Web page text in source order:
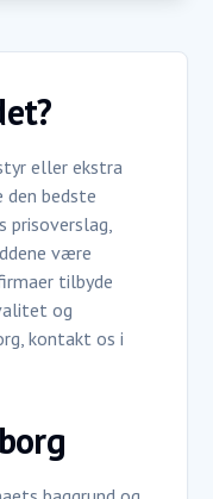
eller ekstra
bedste
prisoverslag,
være
tilbyde
og
kontakt os i